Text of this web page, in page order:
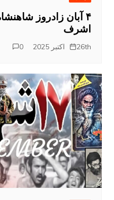
۴ آبان زادروز
اشرف
26th اکتبر 2025 0